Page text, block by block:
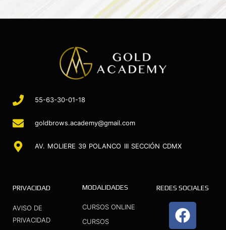
55-63-30-01-18
goldbrows.academy@gmail.com
AV. MOLIERE 39 POLANCO III SECCIÓN CDMX
PRIVACIDAD
AVISO DE
PRIVACIDAD
MODALIDADES
CURSOS ONLINE
CURSOS
REDES SOCIALES
F
a
I
n
Y
o